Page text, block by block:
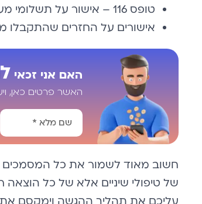
טופס 116 – אישור על תשלומי מעביד לקרנות וביטוחים
אישורים על החזרים שהתקבלו
האם אני זכאי
האשר פרטים כאן,
Alternative:
חשוב מאוד לשמור את כל המסמכים
של טיפולי שיניים אלא של כל